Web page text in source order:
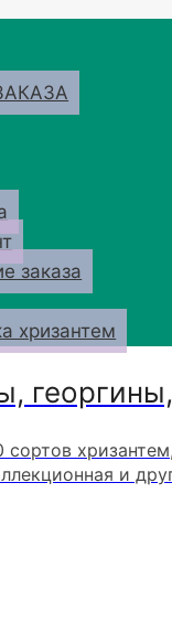
заказа
хризантем
и